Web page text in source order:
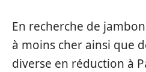
En recherche de
à moins cher ainsi que
diverse en réduction à